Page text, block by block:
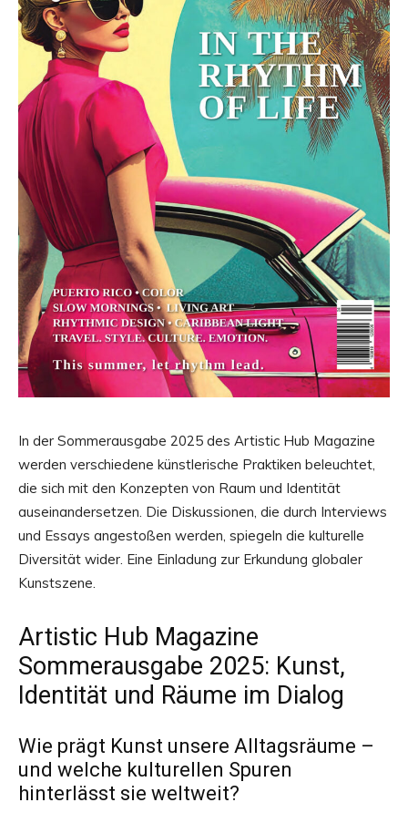
In der Sommerausgabe 2025 des Artistic Hub Magazine
werden verschiedene künstlerische Praktiken beleuchtet,
die sich mit den Konzepten von Raum und Identität
auseinandersetzen. Die Diskussionen, die durch Interviews
und Essays angestoßen werden, spiegeln die kulturelle
Diversität wider. Eine Einladung zur Erkundung globaler
Kunstszene.
Artistic Hub Magazine
Sommerausgabe 2025: Kunst,
Identität und Räume im Dialog
Wie prägt Kunst unsere Alltagsräume –
und welche kulturellen Spuren
hinterlässt sie weltweit?